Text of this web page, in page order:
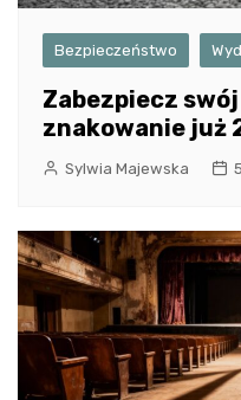
Bezpieczeństwo
Zabezpiecz
znakowanie już
Sylwia Majewska